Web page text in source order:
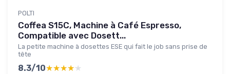
POLTI
Coffea S15C, Machine à Café Espresso,
Compatible avec Dosett...
La petite machine à dosettes ESE qui fait le job sans prise de
tête
8.3/10★★★★★
★★★★★